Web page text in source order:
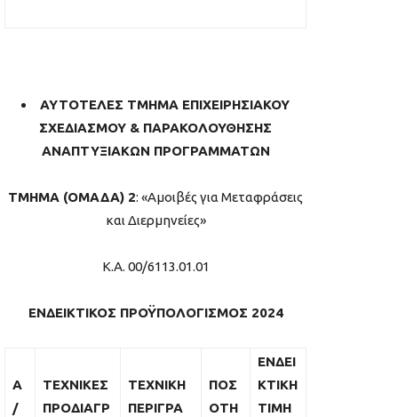
ΑΥΤΟΤΕΛΕΣ ΤΜΗΜΑ ΕΠΙΧΕΙΡΗΣΙΑΚΟΥ
ΣΧΕΔΙΑΣΜΟΥ & ΠΑΡΑΚΟΛΟΥΘΗΣΗΣ
ΑΝΑΠΤΥΞΙΑΚΩΝ ΠΡΟΓΡΑΜΜΑΤΩΝ
ΤΜΗΜΑ (ΟΜΑΔΑ) 2: «Αμοιβές για Μεταφράσεις
και Διερμηνείες»
Κ.Α. 00/6113.01.01
ΕΝΔΕΙΚΤΙΚΟΣ ΠΡΟΫΠΟΛΟΓΙΣΜΟΣ 2024
Α
/
ΤΕΧΝΙΚΕΣ
ΠΡΟΔΙΑΓΡ
ΤΕΧΝΙΚΗ
ΠΕΡΙΓΡΑ
ΠΟΣ
ΟΤΗ
ΕΝΔΕΙ
ΚΤΙΚΗ
ΤΙΜΗ